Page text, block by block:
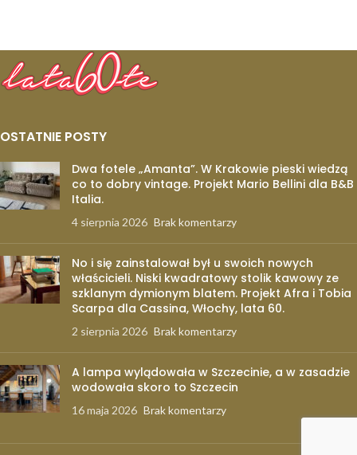
OSTATNIE POSTY
Dwa fotele „Amanta”. W Krakowie pieski wiedzą
co to dobry vintage. Projekt Mario Bellini dla B&B
Italia.
4 sierpnia 2026 Brak komentarzy
No i się zainstalował był u swoich nowych
właścicieli. Niski kwadratowy stolik kawowy ze
szklanym dymionym blatem. Projekt Afra i Tobia
Scarpa dla Cassina, Włochy, lata 60.
2 sierpnia 2026 Brak komentarzy
A lampa wylądowała w Szczecinie, a w zasadzie
wodowała skoro to Szczecin
16 maja 2026 Brak komentarzy